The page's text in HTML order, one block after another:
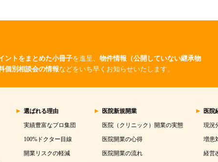
ントをまとめた小冊子を進呈、 物件情報（公開していない継承物
個別相談会の情報などをいち早くお知らせいたします。
選ばれる理由
実績豊富なプロ集団
100%ドクター目線
開業リスクの軽減
医院新規開業
医院（クリニック）開業の実態
医院開業の心得
医院開業の流れ
医院
現況
増患
経営